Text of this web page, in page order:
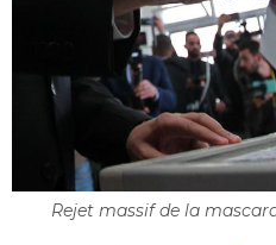
Rejet massif de la